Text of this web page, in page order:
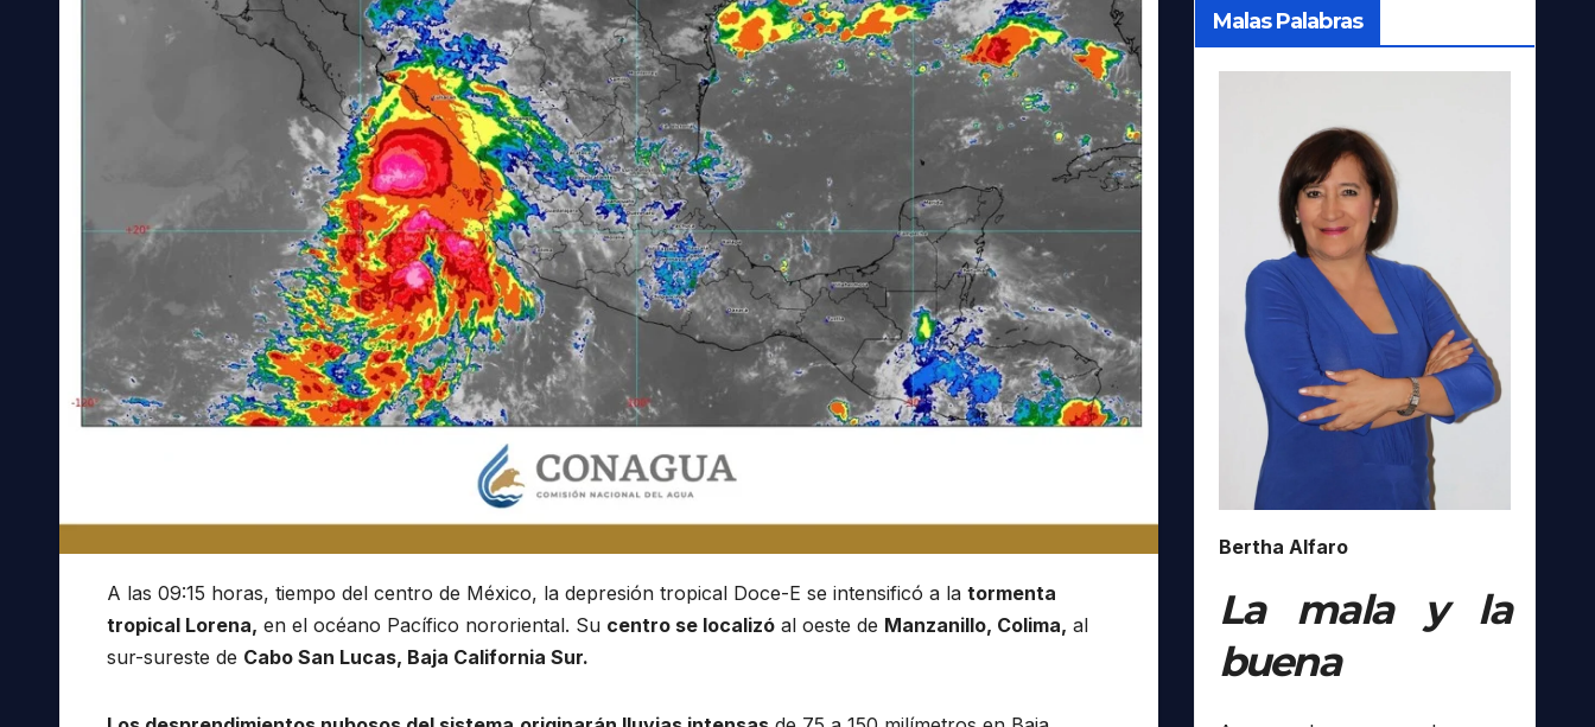
A las 09:15 horas, tiempo del centro de México, la depresión tropical Doce-E se intensificó a la tormenta
tropical Lorena, en el océano Pacífico nororiental. Su centro se localizó al oeste de Manzanillo, Colima, al
sur-sureste de Cabo San Lucas, Baja California Sur.
Malas Palabras
Bertha Alfaro
La mala y la
buena